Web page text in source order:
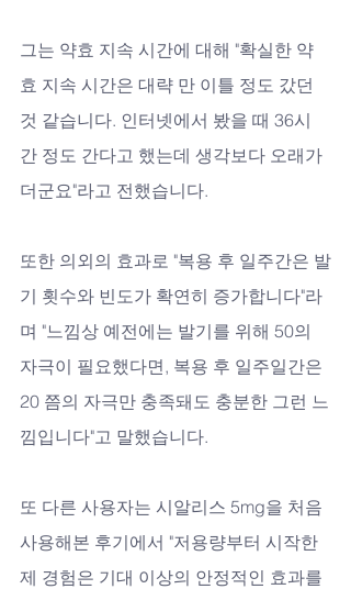
그는 약효 지속 시간에 대해 "확실한 약
효 지속 시간은 대략 만 이틀 정도 갔던
것 같습니다. 인터넷에서 봤을 때 36시
간 정도 간다고 했는데 생각보다 오래가
더군요"라고 전했습니다.
또한 의외의 효과로 "복용 후 일주간은 발
기 횟수와 빈도가 확연히 증가합니다"라
며 "느낌상 예전에는 발기를 위해 50의
자극이 필요했다면, 복용 후 일주일간은
20 쯤의 자극만 충족돼도 충분한 그런 느
낌입니다"고 말했습니다.
또 다른 사용자는 시알리스 5mg을 처음
사용해본 후기에서 "저용량부터 시작한
제 경험은 기대 이상의 안정적인 효과를